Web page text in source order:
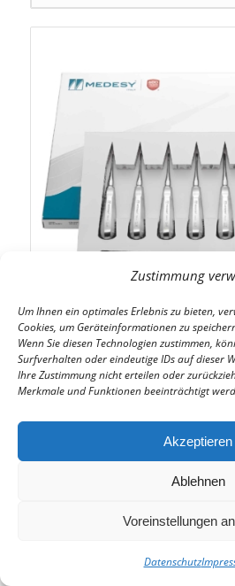
Zustimmung
Um Ihnen ein optimales Erlebnis zu bieten,
Cookies, um Geräteinformationen zu
Wenn Sie diesen Technologien zustimmen,
Surfverhalten oder eindeutige IDs auf dieser
Ihre Zustimmung nicht erteilen oder
Merkmale und Funktionen beeinträchtigt
Akzeptieren
Ablehnen
Voreinstellungen
Datenschutz
Wurzelheber-Set (11-teilig)
Enthält 19% MwSt.